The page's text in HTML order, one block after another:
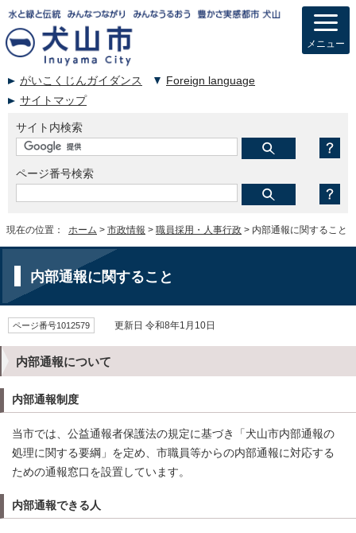
がいこくじんガイダンス
Foreign language
サイトマップ
サイト内検索
ページ番号検索
メニュー
現在の位置： ホーム > 市政情報 > 職員採用・人事行政 > 内部通報に関すること
内部通報に関すること
ページ番号1012579 更新日 令和8年1月10日
内部通報について
内部通報制度
当市では、公益通報者保護法の規定に基づき「犬山市内部通報の
処理に関する要綱」を定め、市職員等からの内部通報に対応する
ための通報窓口を設置しています。
内部通報できる人